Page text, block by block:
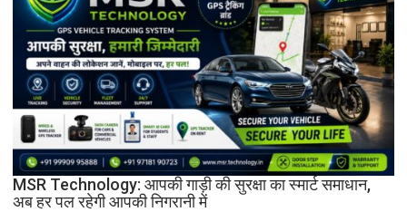
खजाना,
375
वर्ष
पुरानी
तालपत्र
पांडुलिपि
सहित
38
दुर्लभ
MSR Technology: आपकी गाड़ी की सुरक्षा का स्मार्ट समाधान,
अब हर पल रहेगी आपकी निगरानी में